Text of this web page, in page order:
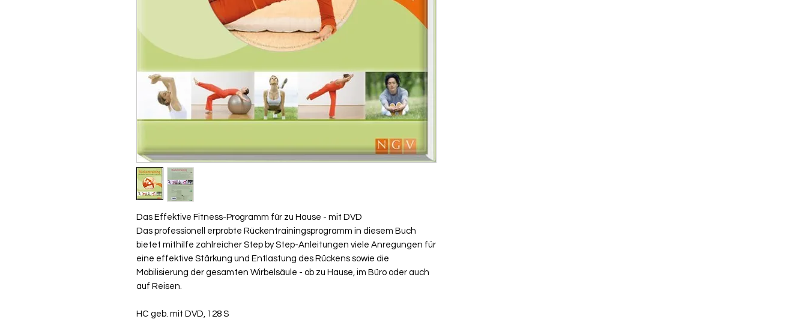
Das Effektive Fitness-Programm für zu Hause - mit DVD
Das professionell erprobte Rückentrainingsprogramm in diesem Buch
bietet mithilfe zahlreicher Step by Step-Anleitungen viele Anregungen für
eine effektive Stärkung und Entlastung des Rückens sowie die
Mobilisierung der gesamten Wirbelsäule - ob zu Hause, im Büro oder auch
auf Reisen.
HC geb. mit DVD, 128 S